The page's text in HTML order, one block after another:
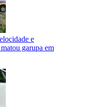
e
garupa em